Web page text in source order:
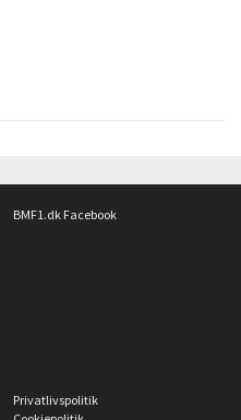
BMF1.dk Facebook
Privatlivspolitik